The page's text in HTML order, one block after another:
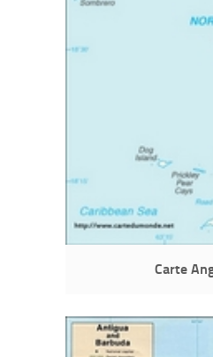
Carte